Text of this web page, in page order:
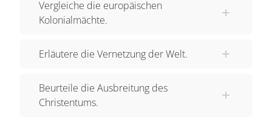
Vergleiche die europäischen
Kolonialmächte.
Erläutere die Vernetzung der Welt.
Beurteile die Ausbreitung des
Christentums.